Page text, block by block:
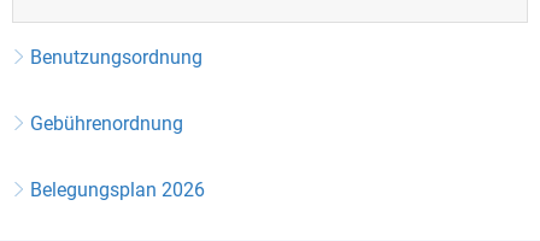
Benutzungsordnung
Gebührenordnung
Belegungsplan 2026